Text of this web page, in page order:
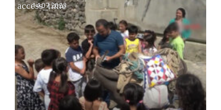
access_time
14.07.2023